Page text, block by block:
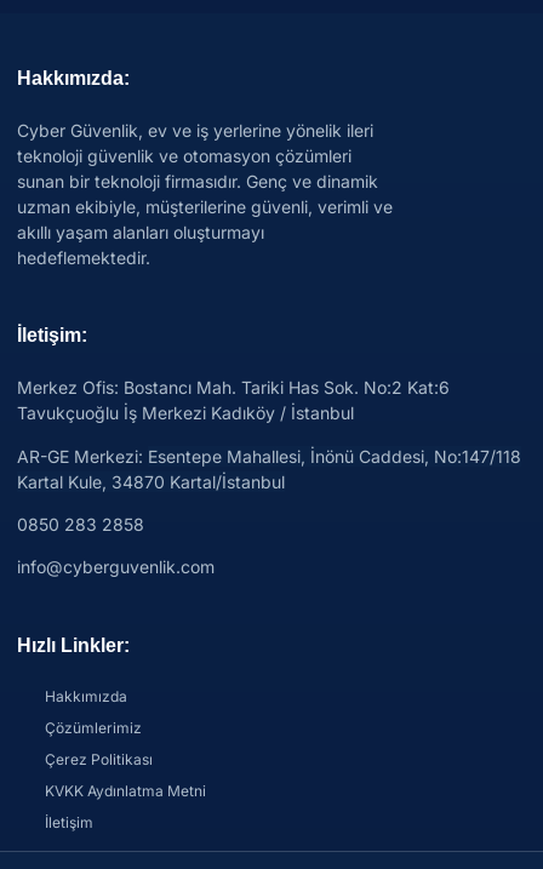
Hakkımızda:
Cyber Güvenlik, ev ve iş yerlerine yönelik ileri
teknoloji güvenlik ve otomasyon çözümleri
sunan bir teknoloji firmasıdır. Genç ve dinamik
uzman ekibiyle, müşterilerine güvenli, verimli ve
akıllı yaşam alanları oluşturmayı
hedeflemektedir.
İletişim:
Merkez Ofis: Bostancı Mah. Tariki Has Sok. No:2 Kat:6
Tavukçuoğlu İş Merkezi Kadıköy / İstanbul
AR-GE Merkezi: Esentepe Mahallesi, İnönü Caddesi, No:147/118
Kartal Kule, 34870 Kartal/İstanbul
0850 283 2858
info@cyberguvenlik.com
Hızlı Linkler:
Hakkımızda
Çözümlerimiz
Çerez Politikası
KVKK Aydınlatma Metni
İletişim